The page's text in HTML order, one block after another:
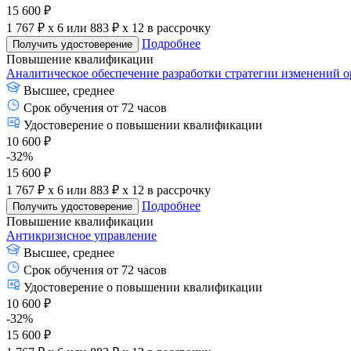
15 600 ₽
1 767 ₽ x 6 или 883 ₽ x 12 в рассрочку
Получить удостоверение
Подробнее
Повышение квалификации
Аналитическое обеспечение разработки стратегии изменений
Высшее, среднее
Срок обучения от 72 часов
Удостоверение о повышении квалификации
10 600 ₽
-32%
15 600 ₽
1 767 ₽ x 6 или 883 ₽ x 12 в рассрочку
Получить удостоверение
Подробнее
Повышение квалификации
Антикризисное управление
Высшее, среднее
Срок обучения от 72 часов
Удостоверение о повышении квалификации
10 600 ₽
-32%
15 600 ₽